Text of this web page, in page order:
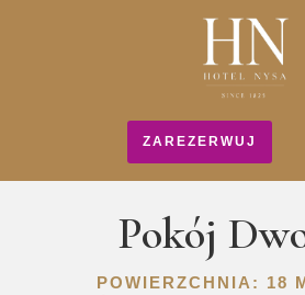
ZAREZERWUJ
Pokój
POWIERZCHNIA: 18